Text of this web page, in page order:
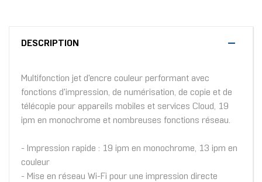
DESCRIPTION
Multifonction jet d'encre couleur performant avec
fonctions d'impression, de numérisation, de copie et de
télécopie pour appareils mobiles et services Cloud, 19
ipm en monochrome et nombreuses fonctions réseau.
- Impression rapide : 19 ipm en monochrome, 13 ipm en
couleur
- Mise en réseau Wi-Fi pour une impression directe